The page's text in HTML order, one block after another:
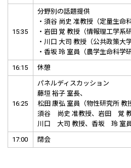
15:35
分野別の話題提供
・須谷 尚史 准教授（定量生命
・岩田 覚 教授（情報理工学系
・川口 大司 教授（公共政策大学
・香坂 玲 室員（農学生命科学
16:15 休憩
16:25
パネルディスカッション
藤垣 裕子 室長、
松田 康弘 室員（物性研究所 教
須谷 尚史 准教授、岩田 覚 教
川口 大司 教授、香坂 玲 室
17:00 閉会